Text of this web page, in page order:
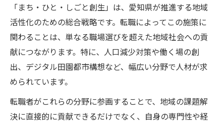
「まち・ひと・しごと創生」は、愛知県が推進する地域
活性化のための総合戦略です。転職によってこの施策に
関わることは、単なる職場選びを超えた地域社会への貢
献につながります。特に、人口減少対策や働く場の創
出、デジタル田園都市構想など、幅広い分野で人材が求
められています。
転職者がこれらの分野に参画することで、地域の課題解
決に直接的に貢献できるだけでなく、自身の専門性や経